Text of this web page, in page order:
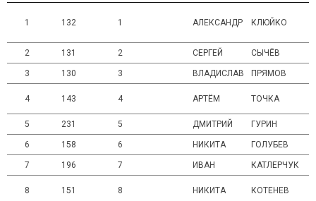
1 132 1 АЛЕКСАНДР КЛЮЙКО
2 131 2 СЕРГЕЙ СЫЧЁВ
3 130 3 ВЛАДИСЛАВ ПРЯМОВ
4 143 4 АРТЁМ ТОЧКА
5 231 5 ДМИТРИЙ ГУРИН
6 158 6 НИКИТА ГОЛУБЕВ
7 196 7 ИВАН КАТЛЕРЧУК
8 151 8 НИКИТА КОТЕНЕВ